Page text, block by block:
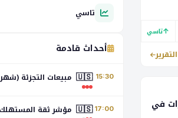
↑تاسي
في
تاسي
أحداث قادمة
15:30
🇺🇸 مبيعات التجزئة
17:00
🇺🇸 مؤشر ثقة المستهلك